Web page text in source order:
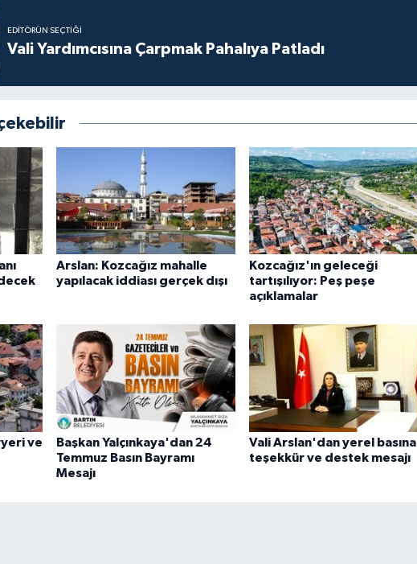
EDITÖRÜN SEÇTIĞI
Vali Yardımcısına Çarpmak Pahalıya Patladı
Arslan: Kozcağız mahalle
yapılacak iddiası gerçek dışı
Kozcağız'ın geleceği
tartışılıyor: Peş peşe
açıklamalar
ve
Başkan Yalçınkaya'dan 24
Temmuz Basın Bayramı
Mesajı
Vali Arslan'dan yerel basına
teşekkür ve destek mesajı